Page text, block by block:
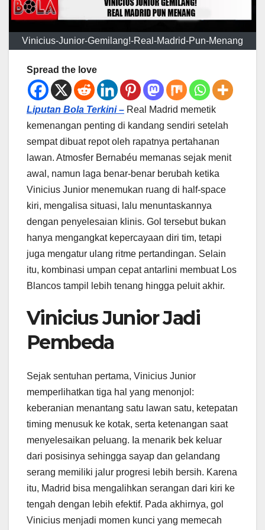
Vinicius-Junior-Gemilang!-Real-Madrid-Pun-Menang
Spread the love
Liputan Bola Terkini – Real Madrid memetik
kemenangan penting di kandang sendiri setelah
sempat dibuat repot oleh rapatnya pertahanan
lawan. Atmosfer Bernabéu memanas sejak menit
awal, namun laga benar-benar berubah ketika
Vinicius Junior menemukan ruang di half-space
kiri, mengalisa situasi, lalu menuntaskannya
dengan penyelesaian klinis. Gol tersebut bukan
hanya mengangkat kepercayaan diri tim, tetapi
juga mengatur ulang ritme pertandingan. Selain
itu, kombinasi umpan cepat antarlini membuat Los
Blancos tampil lebih tenang hingga peluit akhir.
Vinicius Junior Jadi
Pembeda
Sejak sentuhan pertama, Vinicius Junior
memperlihatkan tiga hal yang menonjol:
keberanian menantang satu lawan satu, ketepatan
timing menusuk ke kotak, serta ketenangan saat
menyelesaikan peluang. Ia menarik bek keluar
dari posisinya sehingga sayap dan gelandang
serang memiliki jalur progresi lebih bersih. Karena
itu, Madrid bisa mengalihkan serangan dari kiri ke
tengah dengan lebih efektif. Pada akhirnya, gol
Vinicius menjadi momen kunci yang memecah